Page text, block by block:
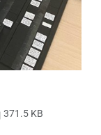
371.5 KB